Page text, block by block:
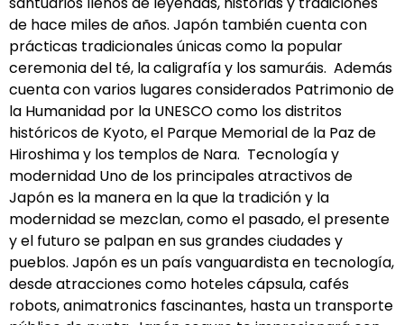
de hace miles de años. Japón también cuenta con
prácticas tradicionales únicas como la popular
ceremonia del té, la caligrafía y los samuráis. Además
cuenta con varios lugares considerados Patrimonio de
la Humanidad por la UNESCO como los distritos
históricos de Kyoto, el Parque Memorial de la Paz de
Hiroshima y los templos de Nara. Tecnología y
modernidad Uno de los principales atractivos de
Japón es la manera en la que la tradición y la
modernidad se mezclan, como el pasado, el presente
y el futuro se palpan en sus grandes ciudades y
pueblos. Japón es un país vanguardista en tecnología,
desde atracciones como hoteles cápsula, cafés
robots, animatronics fascinantes, hasta un transporte